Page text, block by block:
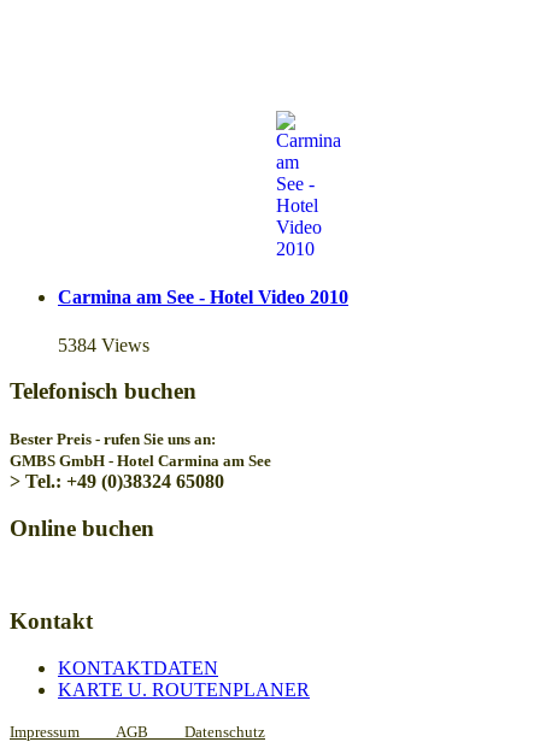
Carmina am See - Hotel Video 2010
5384 Views
Telefonisch buchen
Bester Preis - rufen Sie uns an:
GMBS GmbH - Hotel Carmina am See
> Tel.: +49 (0)38324 65080
Online buchen
Kontakt
KONTAKTDATEN
KARTE U. ROUTENPLANER
Impressum AGB Datenschutz